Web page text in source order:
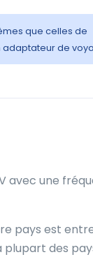
que celles de
adaptateur de
avec une
pays est
plupart des